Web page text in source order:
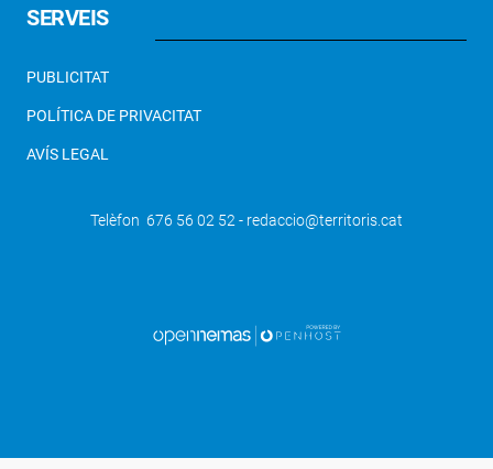
SERVEIS
PUBLICITAT
POLÍTICA DE PRIVACITAT
AVÍS LEGAL
Telèfon 676 56 02 52 - redaccio@territoris.cat